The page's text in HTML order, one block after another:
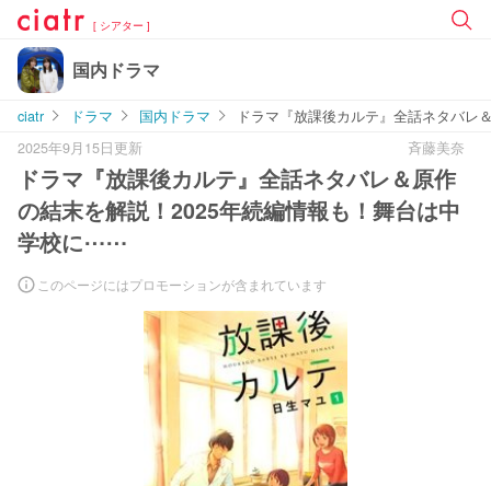
[ シアター ]
国内ドラマ
ciatr ドラマ 国内ドラマ
ドラマ『放課後カルテ』全話ネタバ
2025年9月15日更新
斉藤美奈
ドラマ『放課後カルテ』全話ネタバレ＆原作
の結末を解説！2025年続編情報も！舞台は中
学校に⋯⋯
このページにはプロモーションが含まれています